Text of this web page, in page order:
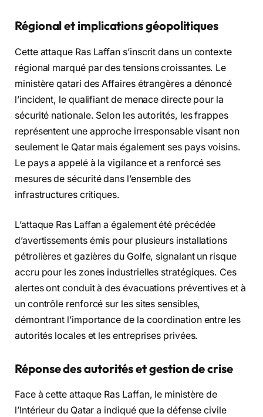
Régional et implications géopolitiques
Cette attaque Ras Laffan s’inscrit dans un contexte
régional marqué par des tensions croissantes. Le
ministère qatari des Affaires étrangères a dénoncé
l’incident, le qualifiant de menace directe pour la
sécurité nationale. Selon les autorités, les frappes
représentent une approche irresponsable visant non
seulement le Qatar mais également ses pays voisins.
Le pays a appelé à la vigilance et a renforcé ses
mesures de sécurité dans l’ensemble des
infrastructures critiques.
L’attaque Ras Laffan a également été précédée
d’avertissements émis pour plusieurs installations
pétrolières et gazières du Golfe, signalant un risque
accru pour les zones industrielles stratégiques. Ces
alertes ont conduit à des évacuations préventives et à
un contrôle renforcé sur les sites sensibles,
démontrant l’importance de la coordination entre les
autorités locales et les entreprises privées.
Réponse des autorités et gestion de crise
Face à cette attaque Ras Laffan, le ministère de
l’Intérieur du Qatar a indiqué que la défense civile